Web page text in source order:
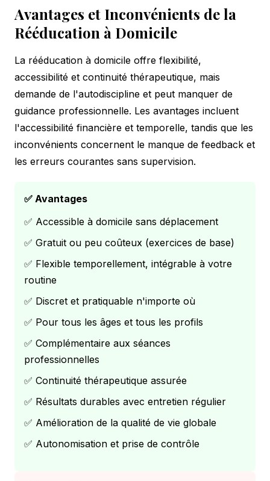
Avantages et Inconvénients de la
Rééducation à Domicile
La rééducation à domicile offre flexibilité,
accessibilité et continuité thérapeutique, mais
demande de l'autodiscipline et peut manquer de
guidance professionnelle. Les avantages incluent
l'accessibilité financière et temporelle, tandis que les
inconvénients concernent le manque de feedback et
les erreurs courantes sans supervision.
✅ Avantages
✅ Accessible à domicile sans déplacement
✅ Gratuit ou peu coûteux (exercices de base)
✅ Flexible temporellement, intégrable à votre
routine
✅ Discret et pratiquable n'importe où
✅ Pour tous les âges et tous les profils
✅ Complémentaire aux séances
professionnelles
✅ Continuité thérapeutique assurée
✅ Résultats durables avec entretien régulier
✅ Amélioration de la qualité de vie globale
✅ Autonomisation et prise de contrôle